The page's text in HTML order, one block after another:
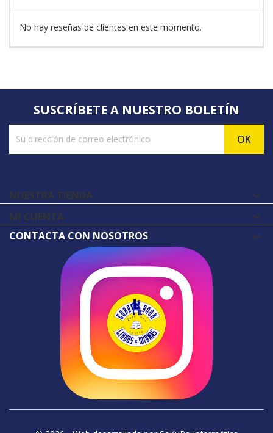
No hay reseñas de clientes en este momento.
SUSCRÍBETE A NUESTRO BOLETÍN
NUESTRA TIENDA 
MI CUENTA 
CONTACTA CON NOSOTROS